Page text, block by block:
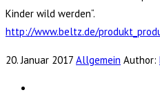
Kinder wild werden“.
http://www.beltz.de/
20. Januar 2017 Allgemein Author: